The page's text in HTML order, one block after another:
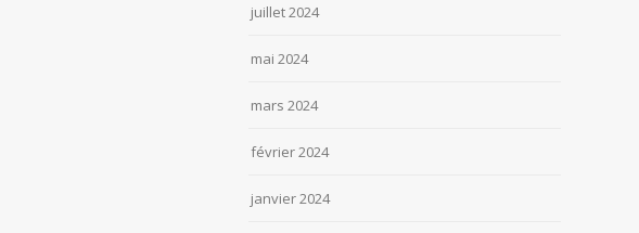
juillet 2024
mai 2024
mars 2024
février 2024
janvier 2024